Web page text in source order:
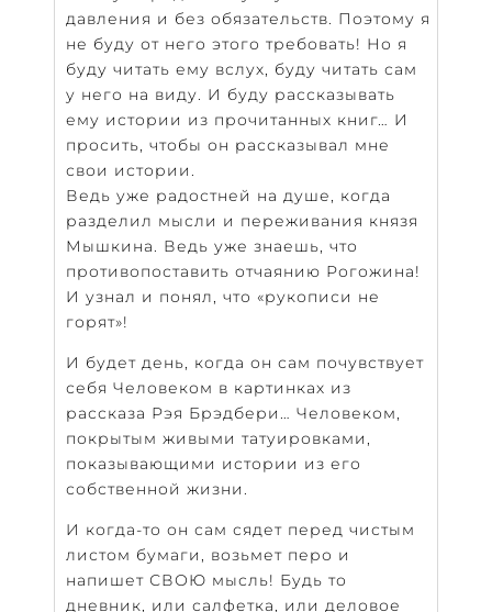
давления и без обязательств. Поэтому я
не буду от него этого требовать! Но я
буду читать ему вслух, буду читать сам
у него на виду. И буду рассказывать
ему истории из прочитанных книг… И
просить, чтобы он рассказывал мне
свои истории.
Ведь уже радостней на душе, когда
разделил мысли и переживания князя
Мышкина. Ведь уже знаешь, что
противопоставить отчаянию Рогожина!
И узнал и понял, что «рукописи не
горят»!
И будет день, когда он сам почувствует
себя Человеком в картинках из
рассказа Рэя Брэдбери… Человеком,
покрытым живыми татуировками,
показывающими истории из его
собственной жизни.
И когда-то он сам сядет перед чистым
листом бумаги, возьмет перо и
напишет СВОЮ мысль! Будь то
дневник, или салфетка, или деловое